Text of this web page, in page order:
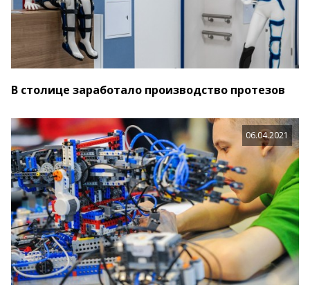
В столице заработало производство протезов
06.04.2021